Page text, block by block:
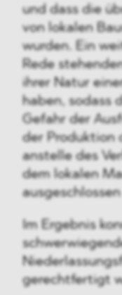
und dass die
von lokalen
wurden. Ein
Rede
ihrer Natur
haben, sodass
Gefahr der
der Produktion
anstelle des
dem lokalen
Im Ergebnis
gerechtfertigt